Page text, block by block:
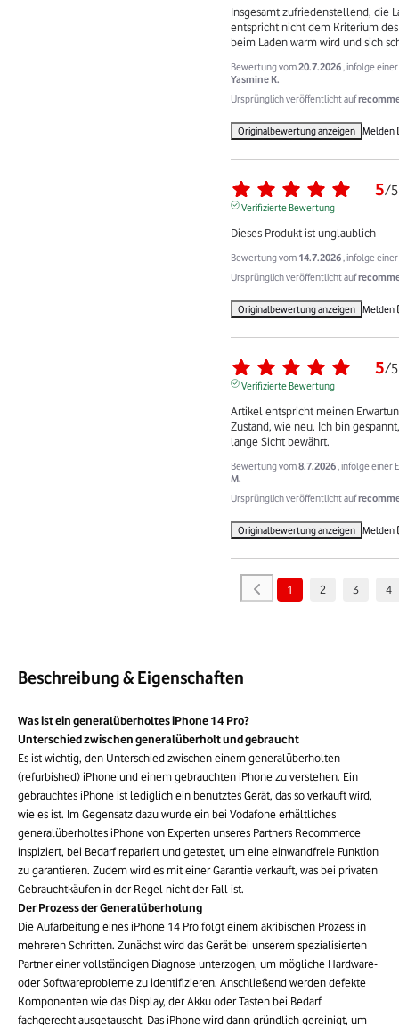
Insgesamt zufriedenstellend, die
entspricht nicht dem Kriterium
beim Laden warm wird und sich
Bewertung vom20.7.2026 , infolge
Yasmine K.
Ursprünglich veröffentlicht auf
Originalbewertung anzeigen Melden
5/5
Verifizierte Bewertung
Dieses Produkt ist unglaublich
Bewertung vom 14.7.2026 , infolge
Ursprünglich veröffentlicht auf
Originalbewertung anzeigen Melden
5/5
Verifizierte Bewertung
Artikel entspricht meinen
Zustand, wie neu. Ich bin
lange Sicht bewährt.
Bewertung vom8.7.2026 , infolge einer
M.
Ursprünglich veröffentlicht auf
Originalbewertung anzeigen Melden
1 2 3 4
Beschreibung & Eigenschaften
Was ist ein generalüberholtes iPhone 14 Pro?
Unterschied zwischen generalüberholt und gebraucht
Es ist wichtig, den Unterschied zwischen einem generalüberholten
(refurbished) iPhone und einem gebrauchten iPhone zu verstehen. Ein
gebrauchtes iPhone ist lediglich ein benutztes Gerät, das so verkauft wird,
wie es ist. Im Gegensatz dazu wurde ein bei Vodafone erhältliches
generalüberholtes iPhone von Experten unseres Partners Recommerce
inspiziert, bei Bedarf repariert und getestet, um eine einwandfreie Funktion
zu garantieren. Zudem wird es mit einer Garantie verkauft, was bei privaten
Gebrauchtkäufen in der Regel nicht der Fall ist.
Der Prozess der Generalüberholung
Die Aufarbeitung eines iPhone 14 Pro folgt einem akribischen Prozess in
mehreren Schritten. Zunächst wird das Gerät bei unserem spezialisierten
Partner einer vollständigen Diagnose unterzogen, um mögliche Hardware-
oder Softwareprobleme zu identifizieren. Anschließend werden defekte
Komponenten wie das Display, der Akku oder Tasten bei Bedarf
fachgerecht ausgetauscht. Das iPhone wird dann gründlich gereinigt, um